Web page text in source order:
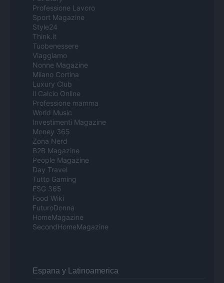
Professione Lavoro
Sport Magazine
Style24
Think.it
Tuobenessere
Viaggiamo
Nonne Magazine
Milano Cortina
Luxury Club
Il Calcio Online
Professione mamma
World Music
Investimenti Magazine
Money 365
Zona Nerd
B2B Magazine
People Magazine
Day Travel
Tutto Gaming
ESG 365
Food Wiki
FuturoDonna
HomeMagazine
SecondHomeMagazine
Espana y Latinoamerica